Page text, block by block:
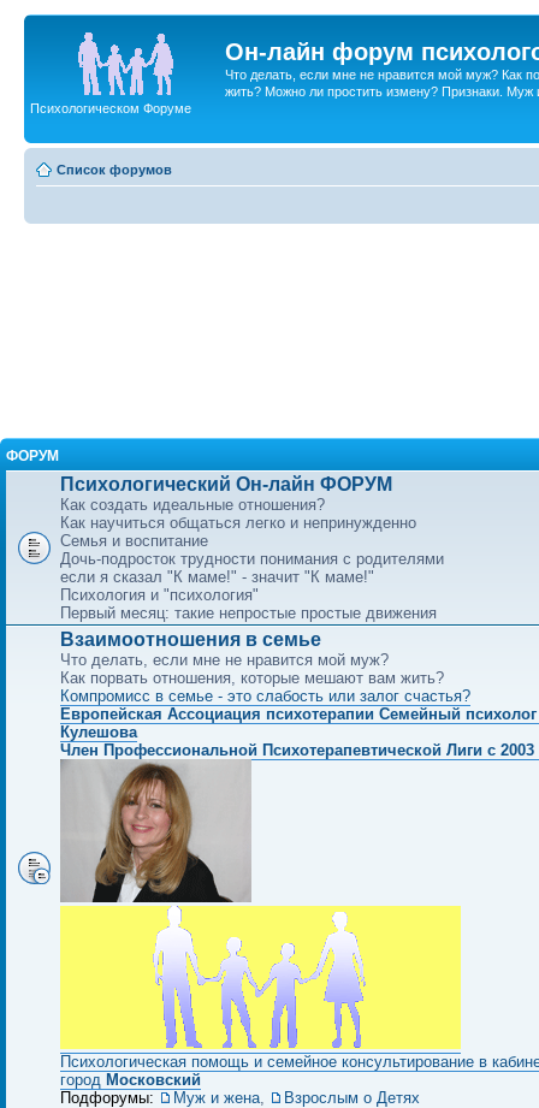
Он-лайн форум
Что делать, если мне не нравится мой муж? Как
жить? Можно ли простить измену? Признаки. Муж
Психологическом Форуме
Список форумов
ФОРУМ
Психологический Он-лайн ФОРУМ
Как создать идеальные отношения?
Как научиться общаться легко и непринужденно
Семья и воспитание
Дочь-подросток трудности понимания с родителями
если я сказал "К маме!" - значит "К маме!"
Психология и "психология"
Первый месяц: такие непростые простые движения
Взаимоотношения в семье
Что делать, если мне не нравится мой муж?
Как порвать отношения, которые мешают вам жить?
Компромисс в семье - это слабость или залог счастья?
Европейская Ассоциация психотерапии Семейный
Кулешова
Член Профессиональной Психотерапевтической Лиги с 2003
Психологическая помощь и семейное консультирование в
город Московский
Подфорумы:
Муж и жена, Взрослым о Детях